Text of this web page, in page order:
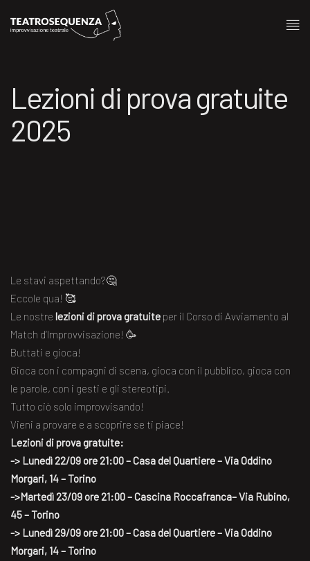
Lezioni di prova gratuite
2025
Le stavi aspettando?🤔
Eccole qua! 🥰
Le nostre lezioni di prova gratuite per il Corso di Avviamento al
Match d’Improvvisazione! 🥳
Buttati e gioca!
Gioca con i compagni di scena, gioca con il pubblico, gioca con
le parole, con i gesti e gli stereotipi.
Tutto ciò solo improvvisando!
Vieni a provare e a scoprire se ti piace!
Lezioni di prova gratuite:
-> Lunedì 22/09 ore 21:00 – Casa del Quartiere – Via Oddino
Morgari, 14 – Torino
->Martedì 23/09 ore 21:00 – Cascina Roccafranca– Via Rubino,
45 – Torino
-> Lunedì 29/09 ore 21:00 – Casa del Quartiere – Via Oddino
Morgari, 14 – Torino